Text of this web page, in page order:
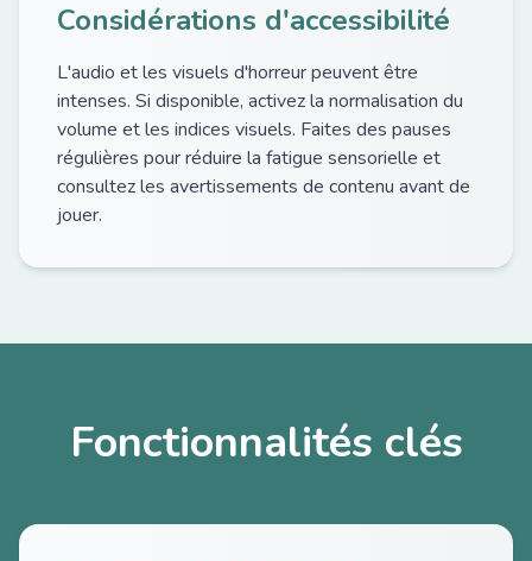
Considérations d'accessibilité
L'audio et les visuels d'horreur peuvent être
intenses. Si disponible, activez la normalisation du
volume et les indices visuels. Faites des pauses
régulières pour réduire la fatigue sensorielle et
consultez les avertissements de contenu avant de
jouer.
Fonctionnalités clés